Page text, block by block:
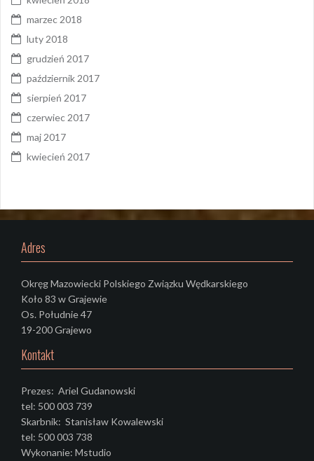
marzec 2018
luty 2018
grudzień 2017
październik 2017
sierpień 2017
czerwiec 2017
maj 2017
kwiecień 2017
Adres
Okręg Mazowiecki Polskiego Związku Wędkarskiego
Koło 83 w Grajewie
Os. Południe 47
19-200 Grajewo
Kontakt
Prezes: Ariel Gudanowski
tel: 500 003 739
Skarbnik: Stanisław Kowalewski
tel: 500 003 738
Wykonanie: Mstudio